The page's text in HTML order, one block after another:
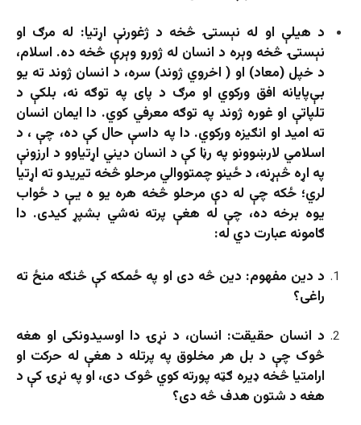
د هیلې او له نېستۍ څخه د ژغورنې اړتیا: له مرګ او
نېستۍ څخه وېره د انسان له ژورو وېرې څخه ده. اسلام،
د خپل (معاد) او ( اخروي ژوند) سره، د انسان ژوند ته یو
بې‌پایانه افق ورکوي او مرګ د پای په توګه نه، بلکې د
تلپاتې او غوره ژوند په توګه معرفي کوي. دا ایمان انسان
ته امید او انګیزه ورکوي. دا په داسې حال کې ده، چې ، د
اسلامي لارښوونو په رڼا کې د انسان دیني اړتیاوو د ارزونې
په اړه څېړنه، د ځینو چمتووالي مرحلو څخه تیریدو ته اړتیا
لري؛ ځکه چې له دې مرحلو څخه هره یو ه یې د ځواب
یوه برخه ده، چې له هغې پرته نه‌شي بشپړ کیدی. دا
ګامونه عبارت دي له:
د دین مفهوم: دین څه دی او په ځمکه کې څنګه منځ ته
راغی؟
د انسان حقیقت: انسان، د نړۍ دا اوسیدونکی او هغه
څوک چې د بل هر مخلوق په پرتله د هغې له حرکت او
ارامتیا څخه ډیره ګټه پورته کوي څوک دی، او په نړۍ کې د
هغه د شتون هدف څه دی؟